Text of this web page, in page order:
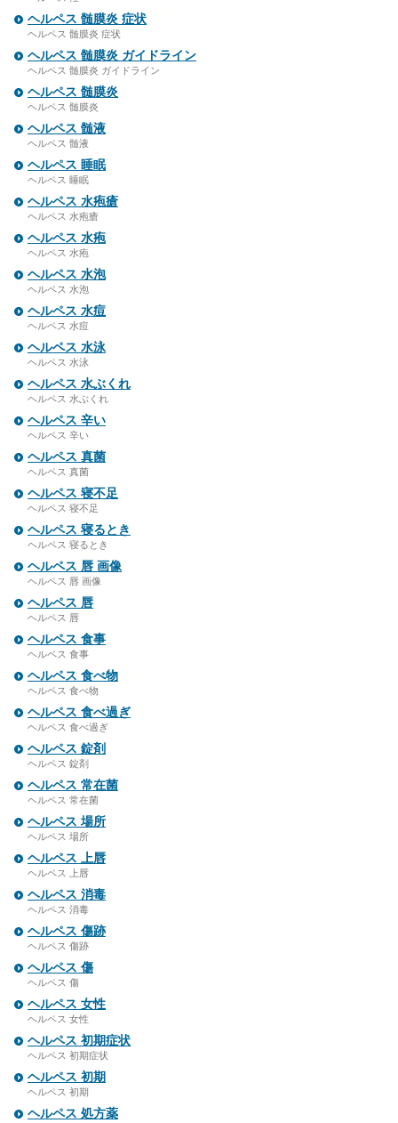
ヘルペス 髄膜炎 症状
ヘルペス 髄膜炎 症状
ヘルペス 髄膜炎 ガイドライン
ヘルペス 髄膜炎 ガイドライン
ヘルペス 髄膜炎
ヘルペス 髄膜炎
ヘルペス 髄液
ヘルペス 髄液
ヘルペス 睡眠
ヘルペス 睡眠
ヘルペス 水疱瘡
ヘルペス 水疱瘡
ヘルペス 水疱
ヘルペス 水疱
ヘルペス 水泡
ヘルペス 水泡
ヘルペス 水痘
ヘルペス 水痘
ヘルペス 水泳
ヘルペス 水泳
ヘルペス 水ぶくれ
ヘルペス 水ぶくれ
ヘルペス 辛い
ヘルペス 辛い
ヘルペス 真菌
ヘルペス 真菌
ヘルペス 寝不足
ヘルペス 寝不足
ヘルペス 寝るとき
ヘルペス 寝るとき
ヘルペス 唇 画像
ヘルペス 唇 画像
ヘルペス 唇
ヘルペス 唇
ヘルペス 食事
ヘルペス 食事
ヘルペス 食べ物
ヘルペス 食べ物
ヘルペス 食べ過ぎ
ヘルペス 食べ過ぎ
ヘルペス 錠剤
ヘルペス 錠剤
ヘルペス 常在菌
ヘルペス 常在菌
ヘルペス 場所
ヘルペス 場所
ヘルペス 上唇
ヘルペス 上唇
ヘルペス 消毒
ヘルペス 消毒
ヘルペス 傷跡
ヘルペス 傷跡
ヘルペス 傷
ヘルペス 傷
ヘルペス 女性
ヘルペス 女性
ヘルペス 初期症状
ヘルペス 初期症状
ヘルペス 初期
ヘルペス 初期
ヘルペス 処方薬